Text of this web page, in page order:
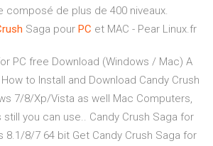
composé de plus de 400 niveaux.
Saga pour PC et MAC - Pear Linux.fr
PC free Download (Windows / Mac) A
to Install and Download Candy Crush
7/8/Xp/Vista as well Mac Computers,
still you can use.. Candy Crush Saga for
8.1/8/7 64 bit Get Candy Crush Saga for